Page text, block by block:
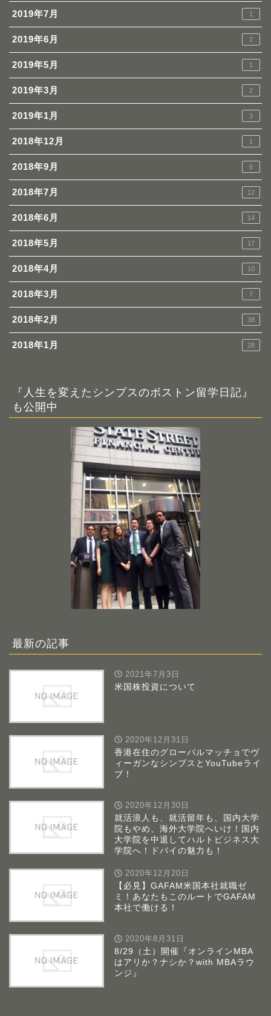
2019年7月 1
2019年6月 2
2019年5月 1
2019年3月 2
2019年1月 3
2018年12月 1
2018年9月 6
2018年7月 12
2018年6月 14
2018年5月 17
2018年4月 10
2018年3月 7
2018年2月 38
2018年1月 28
『人生を変えたシンプスのボストン留学日記』
も公開中
最新の記事
2021年7月3日
米国株投資について
2020年12月31日
香港在住のグローバルマッチョでヴ
ィーガンなシンプスとYouTubeライ
ブ！
2020年12月30日
就活浪人も、就活留年も、国内大学
院もやめ、海外大学院へいけ！国内
大学院を中退してハルトビジネス大
学院へ！ドバイの魅力も！
2020年12月20日
【必見】GAFAM米国本社就職ゼ
ミ！あなたもこのルートでGAFAM
本社で働ける！
2020年8月31日
8/29（土）開催『オンラインMBA
はアリか？ナシか？with MBAラウ
ンジ』